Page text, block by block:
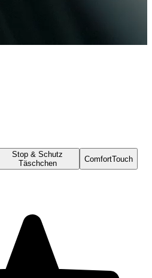
Stop & Schutz
Täschchen
ComfortTouch